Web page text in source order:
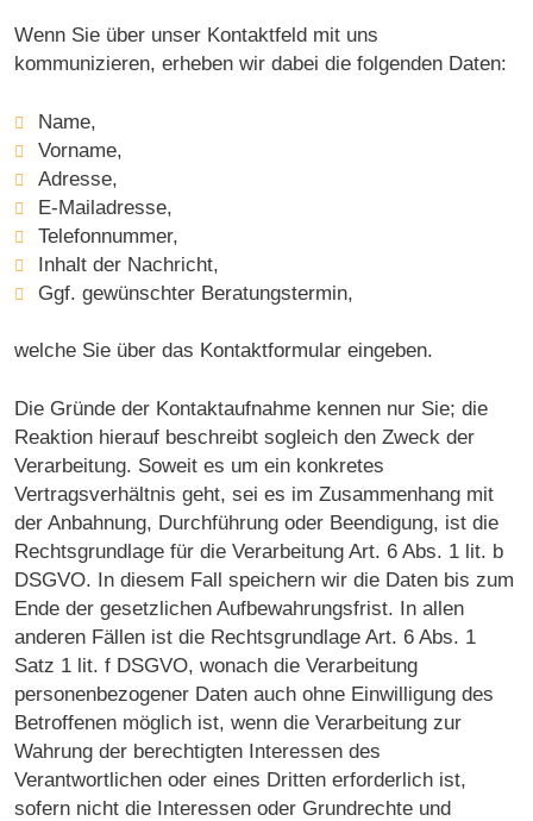
Wenn Sie über unser Kontaktfeld mit uns
kommunizieren, erheben wir dabei die folgenden Daten:
Name,
Vorname,
Adresse,
E-Mailadresse,
Telefonnummer,
Inhalt der Nachricht,
Ggf. gewünschter Beratungstermin,
welche Sie über das Kontaktformular eingeben.
Die Gründe der Kontaktaufnahme kennen nur Sie; die
Reaktion hierauf beschreibt sogleich den Zweck der
Verarbeitung. Soweit es um ein konkretes
Vertragsverhältnis geht, sei es im Zusammenhang mit
der Anbahnung, Durchführung oder Beendigung, ist die
Rechtsgrundlage für die Verarbeitung Art. 6 Abs. 1 lit. b
DSGVO. In diesem Fall speichern wir die Daten bis zum
Ende der gesetzlichen Aufbewahrungsfrist. In allen
anderen Fällen ist die Rechtsgrundlage Art. 6 Abs. 1
Satz 1 lit. f DSGVO, wonach die Verarbeitung
personenbezogener Daten auch ohne Einwilligung des
Betroffenen möglich ist, wenn die Verarbeitung zur
Wahrung der berechtigten Interessen des
Verantwortlichen oder eines Dritten erforderlich ist,
sofern nicht die Interessen oder Grundrechte und